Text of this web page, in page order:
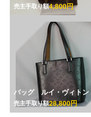
売主手取り額4,800円
バッグ ルイ・ヴィトン
売主手取り額28,800円